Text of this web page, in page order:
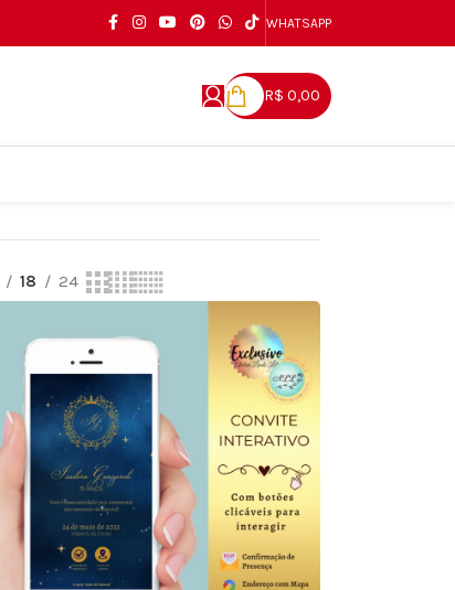
WHATSAPP
R$ 0,00
18 24